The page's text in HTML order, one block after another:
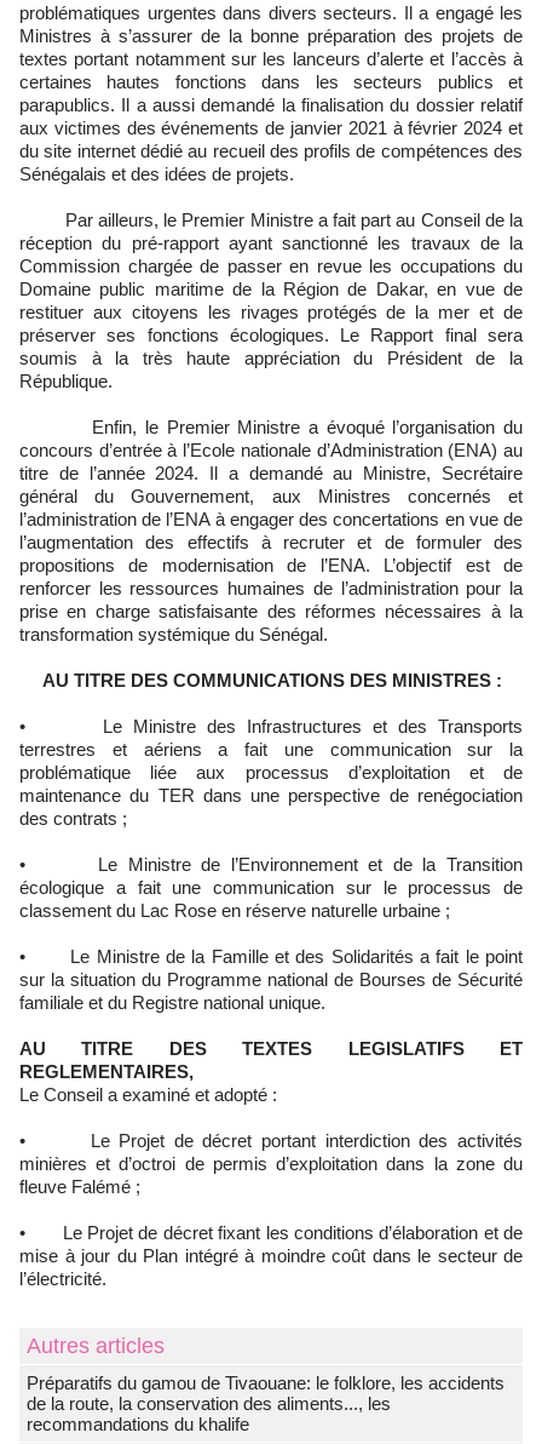
problématiques urgentes dans divers secteurs. Il a engagé les
Ministres à s’assurer de la bonne préparation des projets de
textes portant notamment sur les lanceurs d’alerte et l’accès à
certaines hautes fonctions dans les secteurs publics et
parapublics. Il a aussi demandé la finalisation du dossier relatif
aux victimes des événements de janvier 2021 à février 2024 et
du site internet dédié au recueil des profils de compétences des
Sénégalais et des idées de projets.
Par ailleurs, le Premier Ministre a fait part au Conseil de la
réception du pré-rapport ayant sanctionné les travaux de la
Commission chargée de passer en revue les occupations du
Domaine public maritime de la Région de Dakar, en vue de
restituer aux citoyens les rivages protégés de la mer et de
préserver ses fonctions écologiques. Le Rapport final sera
soumis à la très haute appréciation du Président de la
République.
Enfin, le Premier Ministre a évoqué l’organisation du
concours d’entrée à l’Ecole nationale d’Administration (ENA) au
titre de l’année 2024. Il a demandé au Ministre, Secrétaire
général du Gouvernement, aux Ministres concernés et
l’administration de l’ENA à engager des concertations en vue de
l’augmentation des effectifs à recruter et de formuler des
propositions de modernisation de l’ENA. L’objectif est de
renforcer les ressources humaines de l’administration pour la
prise en charge satisfaisante des réformes nécessaires à la
transformation systémique du Sénégal.
AU TITRE DES COMMUNICATIONS DES MINISTRES :
• Le Ministre des Infrastructures et des Transports
terrestres et aériens a fait une communication sur la
problématique liée aux processus d’exploitation et de
maintenance du TER dans une perspective de renégociation
des contrats ;
• Le Ministre de l’Environnement et de la Transition
écologique a fait une communication sur le processus de
classement du Lac Rose en réserve naturelle urbaine ;
• Le Ministre de la Famille et des Solidarités a fait le point
sur la situation du Programme national de Bourses de Sécurité
familiale et du Registre national unique.
AU TITRE DES TEXTES LEGISLATIFS ET
REGLEMENTAIRES,
Le Conseil a examiné et adopté :
• Le Projet de décret portant interdiction des activités
minières et d’octroi de permis d’exploitation dans la zone du
fleuve Falémé ;
• Le Projet de décret fixant les conditions d’élaboration et de
mise à jour du Plan intégré à moindre coût dans le secteur de
l’électricité.
Autres articles
Préparatifs du gamou de Tivaouane: le folklore, les accidents
de la route, la conservation des aliments..., les
recommandations du khalife